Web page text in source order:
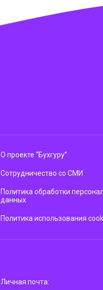
О проекте “Бухгуру”
Сотрудничество со СМИ
Политика обработки
данных
Политика использования
Личная почта: